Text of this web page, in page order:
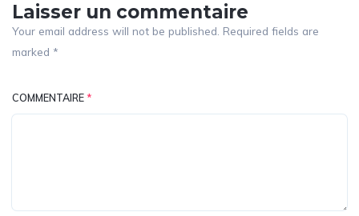
Laisser un commentaire
Your email address will not be published. Required fields are
marked *
COMMENTAIRE *